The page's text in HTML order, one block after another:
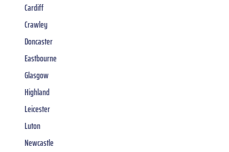
Cardiff
Crawley
Doncaster
Eastbourne
Glasgow
Highland
Leicester
Luton
Newcastle